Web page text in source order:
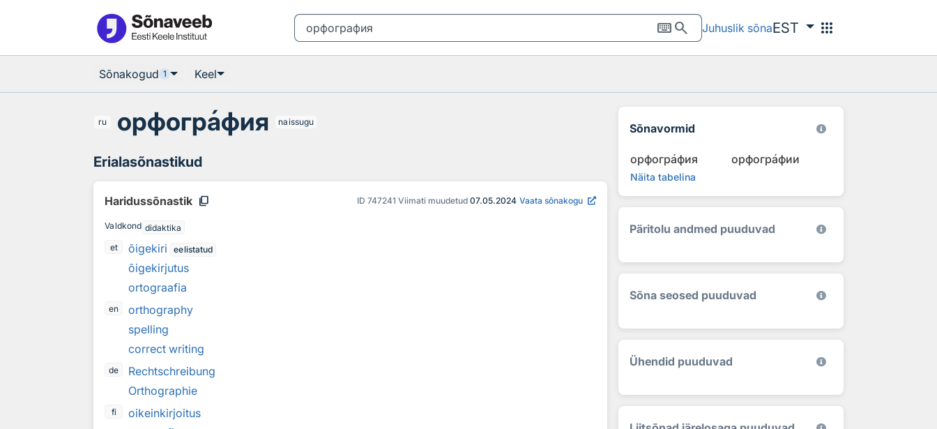
keyboardsearch Juhuslik sõnaEST apps
Sõnakogud 1 Keel
ru орфография naissugu
Erialasõnastikud
Haridussõnastik content_copy ID 747241 Viimati muudetud 07.05.2024 Vaata sõnakogu
Valdkond didaktika
et
õigekiri eelistatud
õigekirjutus
ortograafia
en
orthography
spelling
correct writing
de
Rechtschreibung
Orthographie
fi
oikeinkirjoitus
Sõnavormid
орфография орфографии
Näita tabelina
Päritolu andmed puuduvad
Sõna seosed puuduvad
Ühendid puuduvad